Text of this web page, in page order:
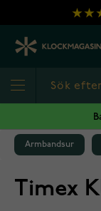
Hoppa till
Armbandsur
Timex